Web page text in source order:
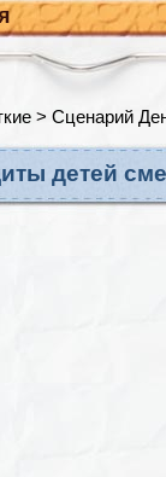
> Сценарий
детей